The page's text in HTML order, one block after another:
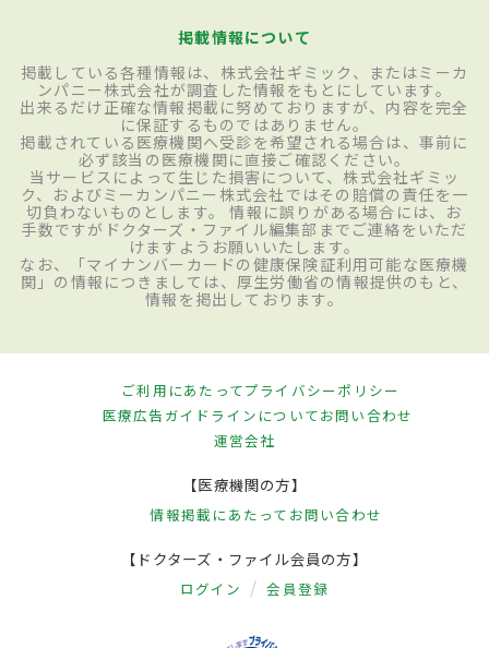
掲載情報について
掲載している各種情報は、株式会社ギミック、またはミーカ
ンパニー株式会社が調査した情報をもとにしています。
出来るだけ正確な情報掲載に努めておりますが、内容を完全
に保証するものではありません。
掲載されている医療機関へ受診を希望される場合は、事前に
必ず該当の医療機関に直接ご確認ください。
当サービスによって生じた損害について、株式会社ギミッ
ク、およびミーカンパニー株式会社ではその賠償の責任を一
切負わないものとします。 情報に誤りがある場合には、お
手数ですがドクターズ・ファイル編集部までご連絡をいただ
けますようお願いいたします。
なお、「マイナンバーカードの健康保険証利用可能な医療機
関」の情報につきましては、厚生労働省の情報提供のもと、
情報を掲出しております。
ご利用にあたってプライバシーポリシー
医療広告ガイドラインについてお問い合わせ
運営会社
【医療機関の方】
情報掲載にあたって お問い合わせ
【ドクターズ・ファイル会員の方】
ログイン 会員登録